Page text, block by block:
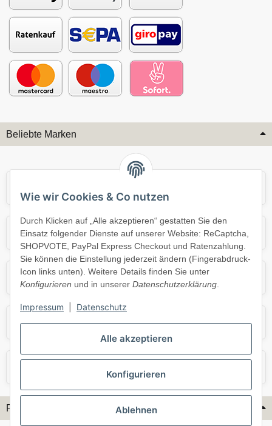
Alle akzeptieren
Konfigurieren
Ablehnen
Wie wir Cookies & Co nutzen
Durch Klicken auf „Alle akzeptieren“ gestatten Sie den
Einsatz folgender Dienste auf unserer Website: ReCaptcha,
SHOPVOTE, PayPal Express Checkout und Ratenzahlung.
Sie können die Einstellung jederzeit ändern (Fingerabdruck-
Icon links unten). Weitere Details finden Sie unter
Konfigurieren und in unserer Datenschutzerklärung.
Impressum Datenschutz
Beliebte Marken
Mercedes Mini
Opel Porsche
Skoda Smart
Flex-Hydraulik...